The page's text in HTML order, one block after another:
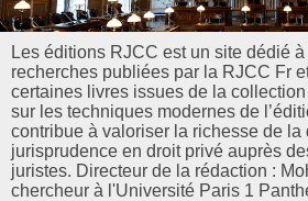
Les éditions RJCC est un site dédié
recherches publiées par la RJCC Fr
certaines livres issues de la collection
sur les techniques modernes de
contribue à valoriser la richesse de la
jurisprudence en droit privé auprès
juristes. Directeur de la rédaction :
chercheur à l'Université Paris 1